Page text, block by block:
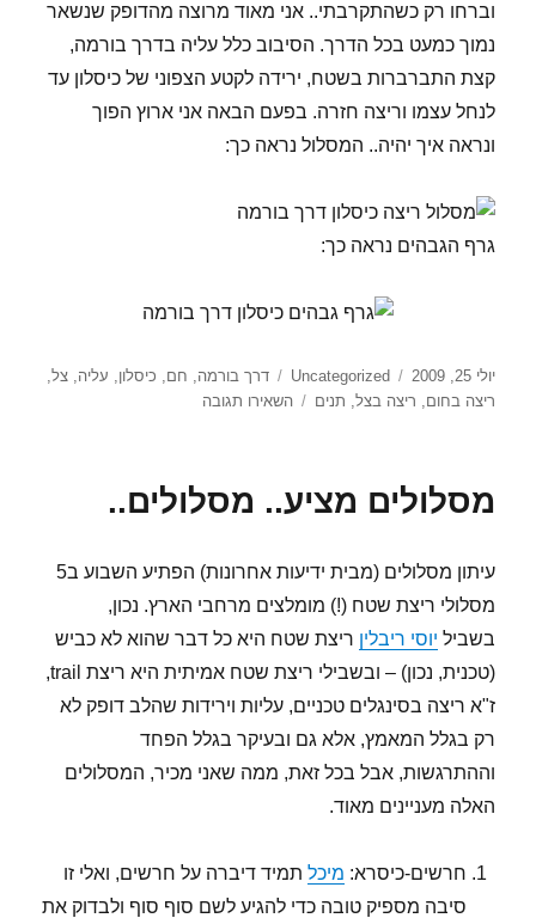
וברחו רק כשהתקרבתי.. אני מאוד מרוצה מהדופק שנשאר
נמוך כמעט בכל הדרך. הסיבוב כלל עליה בדרך בורמה,
קצת התברברות בשטח, ירידה לקטע הצפוני של כיסלון עד
לנחל עצמו וריצה חזרה. בפעם הבאה אני ארוץ הפוך
ונראה איך יהיה.. המסלול נראה כך:
גרף הגבהים נראה כך:
פורסם
בתאריך
יולי 25, 2009 קטגוריות
Uncategorized תגיות
דרך בורמה, חם, כיסלון, עליה,צל,
ריצה בחום, ריצה בצל, תנים השאירו תגובה
בריצה
מסלולים מציע.. מסלולים..
עיתון מסלולים (מבית ידיעות אחרונות) הפתיע השבוע ב5
מסלולי ריצת שטח (!) מומלצים מרחבי הארץ. נכון,
בשביל יוסי ריבלין ריצת שטח היא כל דבר שהוא לא כביש
(טכנית, נכון) – ובשבילי ריצת שטח אמיתית היא ריצת trail,
ז"א ריצה בסינגלים טכניים, עליות וירידות שהלב דופק לא
רק בגלל המאמץ, אלא גם ובעיקר בגלל הפחד
וההתרגשות, אבל בכל זאת, ממה שאני מכיר, המסלולים
האלה מעניינים מאוד.
חרשים-כיסרא: מיכל תמיד דיברה על חרשים, ואלי זו
סיבה מספיק טובה כדי להגיע לשם סוף סוף ולבדוק את